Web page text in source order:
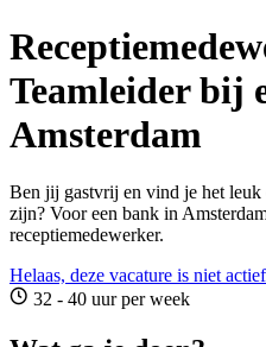
Teamleider bij
Amsterdam
Ben jij gastvrij en vind je het leuk
zijn? Voor een bank in
receptiemedewerker.
Helaas, deze vacature is niet
32 - 40 uur per week